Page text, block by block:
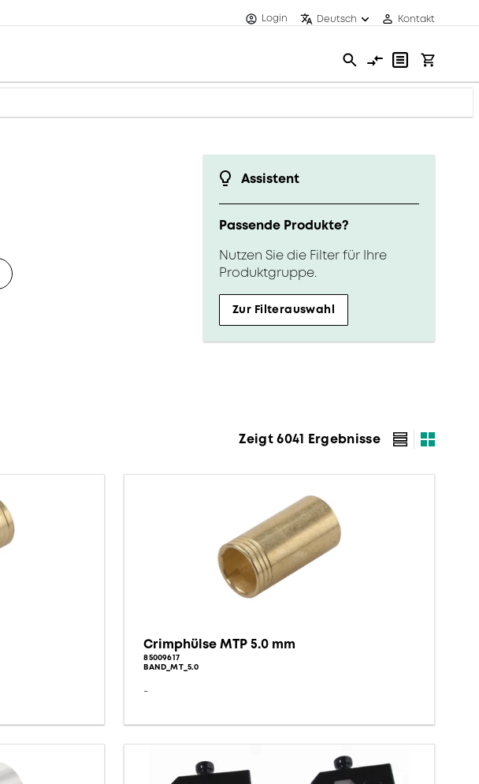
Login Deutsch Kontakt
Assistent
Passende Produkte?
Nutzen Sie die Filter für Ihre
Produktgruppe.
Zur Filterauswahl
Zeigt 6041 Ergebnisse
Crimphülse MTP 5.0 mm
85009617
BAND_MT_5.0
-